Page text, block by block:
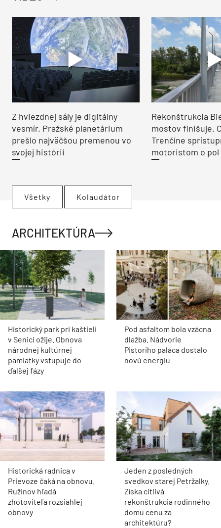
Z hviezdnej sály je digitálny
vesmír. Pražské planetárium
prešlo najväčšou premenou vo
svojej histórii
Rekonštrukcia
mostov finišuje.
Trenčíne
motoristom o pol
Všetky Kolaudátor
ARCHITEKTÚRA
Historický park pri kaštieli
v Senici ožije. Obnova
národnej kultúrnej
pamiatky vstupuje do
ďalšej fázy
Pod asfaltom bola vzácna
dlažba. Nádvorie
Pistoriho paláca dostalo
novú energiu
Historická radnica v
Prievoze čaká na obnovu.
Ružinov hľadá
zhotoviteľa rozsiahlej
obnovy
Jeden z posledných
svedkov starej Petržalky.
Získa citlivá
rekonštrukcia rodinného
domu cenu za
architektúru?